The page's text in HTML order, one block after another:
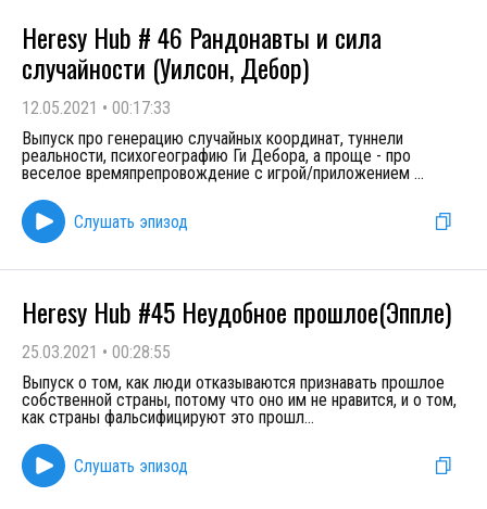
Heresy Hub # 46 Рандонавты и сила
случайности (Уилсон, Дебор)
12.05.2021 • 00:17:33
Выпуск про генерацию случайных координат, туннели
реальности, психогеографию Ги Дебора, а проще - про
веселое времяпрепровождение с игрой/приложением ...
Слушать эпизод
Heresy Hub #45 Неудобное прошлое(Эппле)
25.03.2021 • 00:28:55
Выпуск о том, как люди отказываются признавать прошлое
собственной страны, потому что оно им не нравится, и о том,
как страны фальсифицируют это прошл...
Слушать эпизод